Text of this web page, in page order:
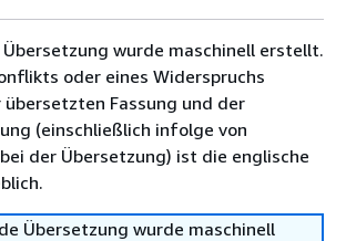
wurde maschinell erstellt.
oder eines Widerspruchs
übersetzten Fassung und der
(einschließlich infolge von
der Übersetzung) ist die englische
Übersetzung wurde maschinell